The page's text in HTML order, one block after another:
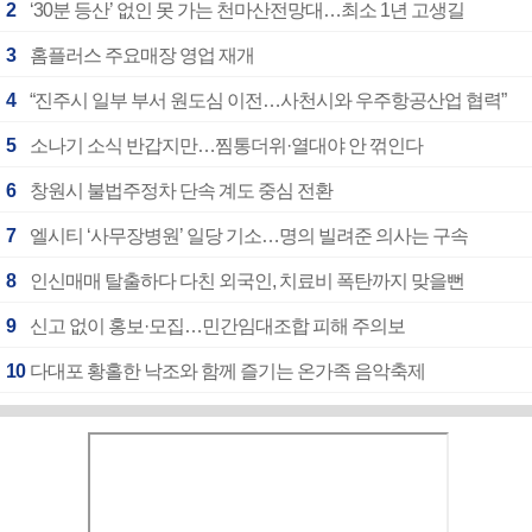
2 ‘30분 등산’ 없인 못 가는 천마산전망대…최소 1년 고생길
3 홈플러스 주요매장 영업 재개
4 “진주시 일부 부서 원도심 이전…사천시와 우주항공산업 협력”
5 소나기 소식 반갑지만…찜통더위·열대야 안 꺾인다
6 창원시 불법주정차 단속 계도 중심 전환
7 엘시티 ‘사무장병원’ 일당 기소…명의 빌려준 의사는 구속
8 인신매매 탈출하다 다친 외국인, 치료비 폭탄까지 맞을뻔
9 신고 없이 홍보·모집…민간임대조합 피해 주의보
10 다대포 황홀한 낙조와 함께 즐기는 온가족 음악축제